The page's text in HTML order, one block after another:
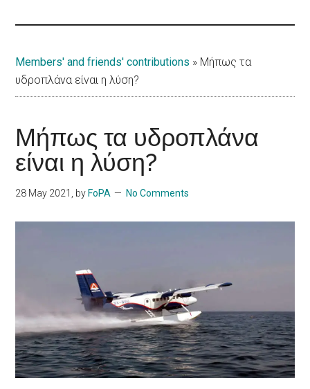
Members' and friends' contributions » Μήπως τα
υδροπλάνα είναι η λύση?
Μήπως τα υδροπλάνα
είναι η λύση?
28 May 2021 , by FoPA No Comments